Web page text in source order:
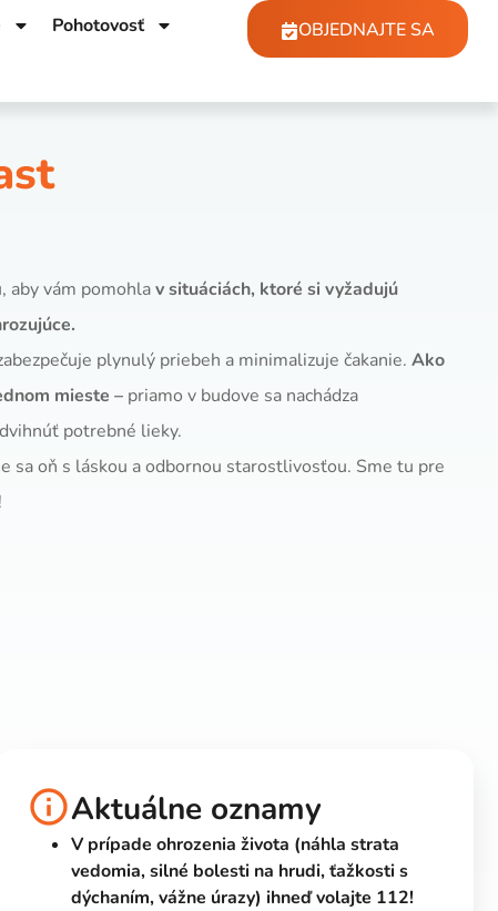
Pohotovosť OBJEDNAJTE SA
aby vám pomohlav situáciách, ktoré si vyžadujú
plynulý priebeh a minimalizuje čakanie. Ako
mieste – priamo v budove sa nachádza
potrebné lieky.
sa oň s láskou a odbornou starostlivosťou. Sme tu pre
Aktuálne oznamy
V prípade ohrozenia života (náhla strata
vedomia, silné bolesti na hrudi, ťažkosti s
dýchaním, vážne úrazy) ihneď volajte 112!